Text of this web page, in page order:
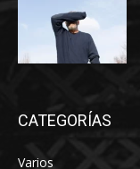
CATEGORÍAS
Varios